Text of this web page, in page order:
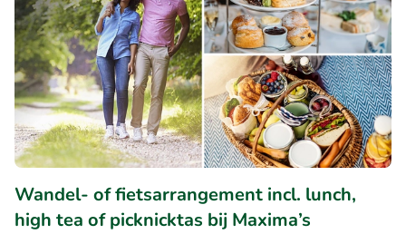
Wandel- of fietsarrangement incl. lunch,
high tea of picknicktas bij Maxima’s